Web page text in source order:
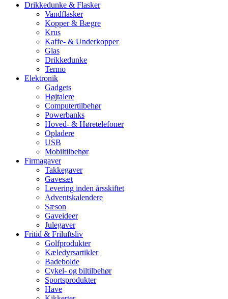
Drikkedunke & Flasker
Vandflasker
Kopper & Bægre
Krus
Kaffe- & Underkopper
Glas
Drikkedunke
Termo
Elektronik
Gadgets
Højtalere
Computertilbehør
Powerbanks
Hoved- & Høretelefoner
Opladere
USB
Mobiltilbehør
Firmagaver
Takkegaver
Gavesæt
Levering inden årsskiftet
Adventskalendere
Sæson
Gaveideer
Julegaver
Fritid & Friluftsliv
Golfprodukter
Kæledyrsartikler
Badebolde
Cykel- og biltilbehør
Sportsprodukter
Have